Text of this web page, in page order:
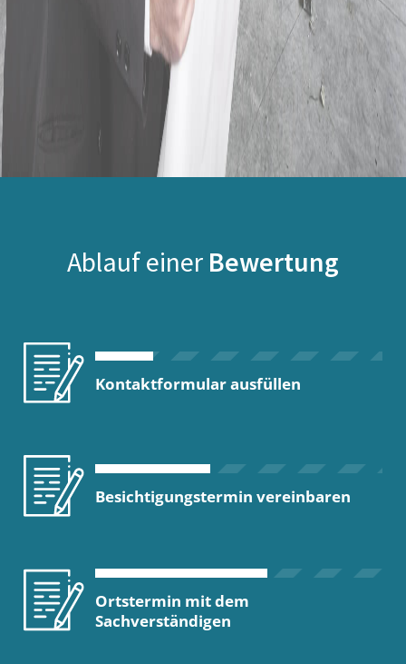
Ablauf einer Bewertung
Kontaktformular ausfüllen
Besichtigungstermin vereinbaren
Ortstermin mit dem
Sachverständigen